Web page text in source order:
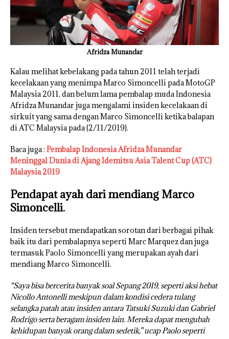
Afridza Munandar
Kalau melihat kebelakang pada tahun 2011 telah terjadi
kecelakaan yang menimpa Marco Simoncelli pada MotoGP
Malaysia 2011, dan belum lama pembalap muda Indonesia
Afridza Munandar juga mengalami insiden kecelakaan di
sirkuit yang sama dengan Marco Simoncelli ketika balapan
di ATC Malaysia pada (2/11/2019).
Baca juga : Pembalap Indonesia Afridza Munandar
Meninggal Dunia di Ajang Idemitsu Asia Talent Cup (ATC)
Malaysia 2019
Pendapat ayah dari mendiang Marco
Simoncelli.
Insiden tersebut mendapatkan sorotan dari berbagai pihak
baik itu dari pembalapnya seperti Marc Marquez dan juga
termasuk Paolo Simoncelli yang merupakan ayah dari
mendiang Marco Simoncelli.
“Saya bisa bercerita banyak soal Sepang 2019, seperti aksi hebat
Nicollo Antonelli meskipun dalam kondisi cedera tulang
selangka patah atau insiden antara Tatsuki Suzuki dan Gabriel
Rodrigo serta beragam insiden lain. Mereka dapat mengubah
kehidupan banyak orang dalam sedetik,” ucap Paolo seperti